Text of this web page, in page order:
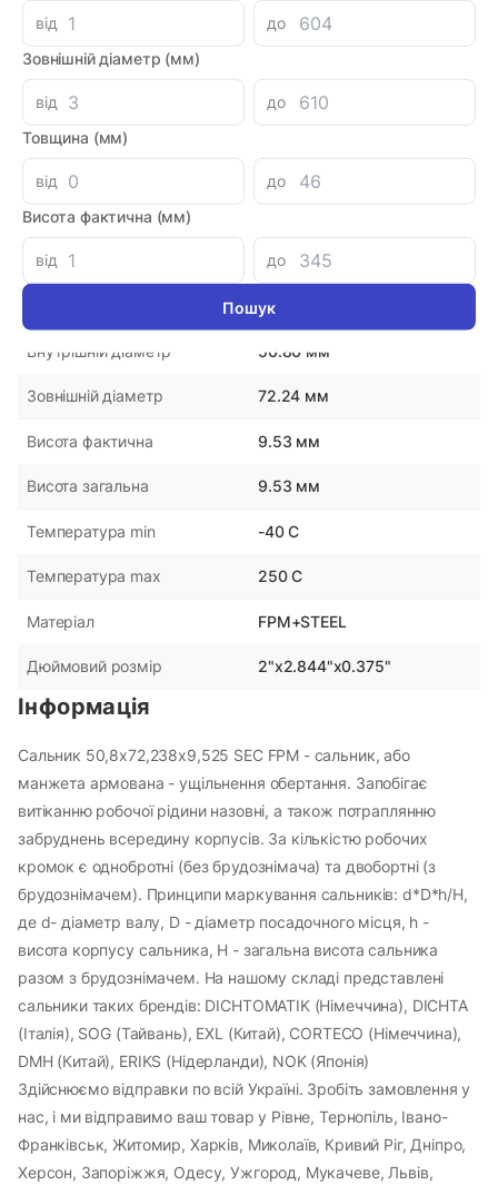
від
до
Зовнішній діаметр (мм)
від
до
Товщина (мм)
від
до
Висота фактична (мм)
від до
Знайшли дешевше?
676.39 при замовленні на загальну сумму 1000 грн.
Параметри
Артикул
Виробник DMHUI
Китай
Внутрішній діаметр 50.80 мм
Зовнішній діаметр 72.24 мм
Висота фактична 9.53 мм
Висота загальна 9.53 мм
Температура min -40 С
Температура max 250 С
Матеріал FPM+STEEL
Дюймовий розмір 2"x2.844"x0.375"
Інформація
Сальник 50,8х72,238х9,525 SEC FPM - сальник, або
манжета армована - ущільнення обертання. Запобігає
витіканню робочої рідини назовні, а також потраплянню
забруднень всередину корпусів. За кількістю робочих
кромок є однобротні (без брудознімача) та двобортні (з
брудознімачем). Принципи маркування сальників: d*D*h/H,
де d- діаметр валу, D - діаметр посадочного місця, h -
висота корпусу сальника, H - загальна висота сальника
разом з брудознімачем. На нашому складі представлені
сальники таких брендів: DICHTOMATIK (Німеччина), DICHTA
(Італія), SOG (Тайвань), EXL (Китай), CORTECO (Німеччина),
DMH (Китай), ERIKS (Нідерланди), NOK (Японія)
Здійснюємо відправки по всій Україні. Зробіть замовлення у
нас, і ми відправимо ваш товар у Рівне, Тернопіль, Івано-
Франківськ, Житомир, Харків, Миколаїв, Кривий Ріг, Дніпро,
Херсон, Запоріжжя, Одесу, Ужгород, Мукачеве, Львів,